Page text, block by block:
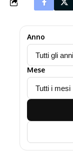
Anno
Mese